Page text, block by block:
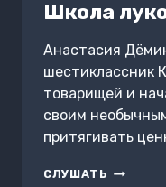
Школа
Анастасия
шестиклассник
товарищей и
своим
притягивать
СЛУШАТЬ ШКОЛА